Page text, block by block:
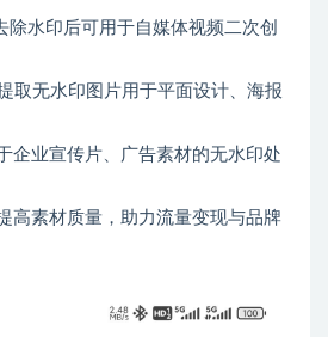
除水印后可用于自媒体视频二次创
取无水印图片用于平面设计、海报
企业宣传片、广告素材的无水印处
高素材质量，助力流量变现与品牌